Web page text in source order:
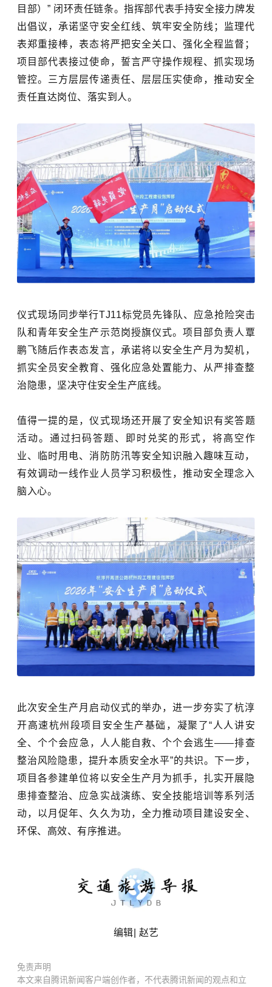
目部） ” 闭环责任链条。指挥部代表手持安全接力牌发
出倡议，承诺坚守安全红线、筑牢安全防线；监理代
表郑重接棒，表态将严把安全关口、强化全程监督；
项目部代表接过使命，誓言严守操作规程、抓实现场
管控。三方层层传递责任、层层压实使命，推动安全
责任直达岗位、落实到人。
仪式现场同步举行TJ11标党员先锋队、应急抢险突击
队和青年安全生产示范岗授旗仪式。项目部负责人 覃
鹏飞随后作表态发言，承诺将以安全生产月为契机，
抓实全员安全教育、强化应急处置能力、从严排查整
治隐患，坚决守住安全生产底线。
值得一提的是，仪式现场还开展了 安全知识有奖答题
活动。通过扫码答题、即时兑奖的形式，将高空作
业、临时用电、消防防汛等安全知识融入趣味互动，
有效调动一线作业人员学习积极性，推动安全理念入
脑入心。
此次安全生产月启动仪式的举办，进一步夯实了杭淳
开高速杭州段项目安全生产基础，凝聚了“人人讲安
全、个个会应急，人人能自救、个个会逃生——排查
整治风险隐患，提升本质安全水平”的共识。下一步，
项目各参建单位将以安全生产月为抓手，扎实开展隐
患排查整治、应急实战演练、安全技能培训等系列活
动，以月促年、久久为功， 全力推动项目建设安全、
环保、高效、有序推进。
编辑| 赵艺
免责声明
本文来自腾讯新闻客户端创作者，不代表腾讯新闻的观点和立